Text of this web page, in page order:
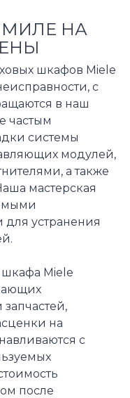
НА
шкафов Miele
с
в наш
частым
системы
модулей,
а также
мастерская
для устранения
шкафа Miele
на
с
после